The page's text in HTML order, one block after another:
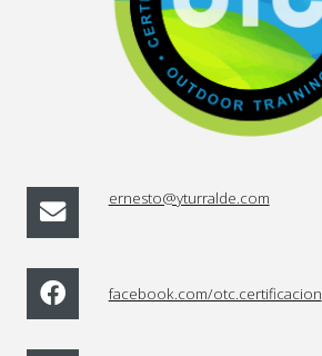
ernesto@yturralde.com
facebook.com/otc.certificacion